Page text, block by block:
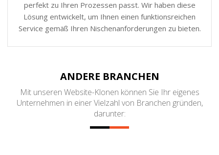
perfekt zu Ihren Prozessen passt. Wir haben diese
Lösung entwickelt, um Ihnen einen funktionsreichen
Service gemäß Ihren Nischenanforderungen zu bieten.
ANDERE BRANCHEN
Mit unseren Website-Klonen können Sie Ihr eigenes
Unternehmen in einer Vielzahl von Branchen gründen,
darunter: